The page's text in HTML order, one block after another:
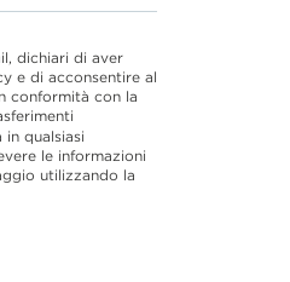
dichiari di aver
e di acconsentire al
conformità con la
in qualsiasi
le informazioni
utilizzando la